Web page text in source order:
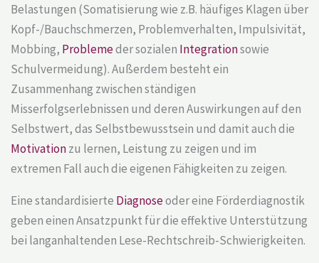
Belastungen (Somatisierung wie z.B. häufiges Klagen über
Kopf-/Bauchschmerzen, Problemverhalten, Impulsivität,
Mobbing, Problemeder sozialen Integrationsowie
Schulvermeidung). Außerdem besteht ein
Zusammenhang zwischen ständigen
Misserfolgserlebnissen und deren Auswirkungen auf den
Selbstwert, das Selbstbewusstsein und damit auch die
Motivationzu lernen, Leistung zu zeigen und im
extremen Fall auch die eigenen Fähigkeiten zu zeigen.
Eine standardisierte Diagnoseoder eine Förderdiagnostik
geben einen Ansatzpunkt für die effektive Unterstützung
bei langanhaltenden Lese-Rechtschreib-Schwierigkeiten.